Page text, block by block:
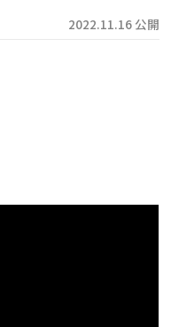
2022.11.16 公開